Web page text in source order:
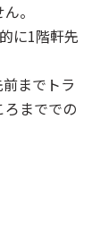
。
に1階軒先
までトラ
ろまででの